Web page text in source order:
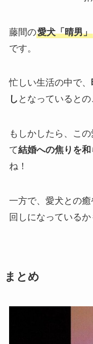
藤間の愛犬「晴男」
です。
忙しい生活の中で、
し となっているとの
もしかしたら、こ
て結婚への焦りを
ね！
一方で、愛犬との
回しになっているか
まとめ